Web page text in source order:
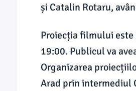
și Catalin Rotaru,
Proiecția filmului este
19:00. Publicul va
Organizarea
Arad prin intermediul